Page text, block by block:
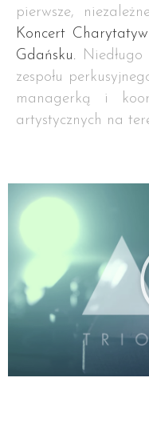
pierwsze,
Koncert
Gdańsku.
zespołu
managerką i
artystycznych na